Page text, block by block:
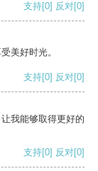
支持[0] 反对[0]
美好时光。
支持[0] 反对[0]
我能够取得更好的
支持[0] 反对[0]